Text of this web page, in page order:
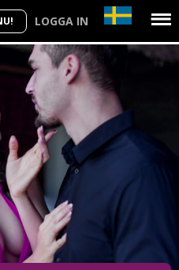
LOGGA IN